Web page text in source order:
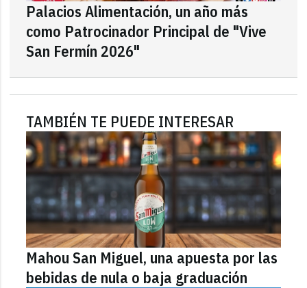
Palacios Alimentación, un año más
como Patrocinador Principal de "Vive
San Fermín 2026"
TAMBIÉN TE PUEDE INTERESAR
Mahou San Miguel, una apuesta por las
bebidas de nula o baja graduación